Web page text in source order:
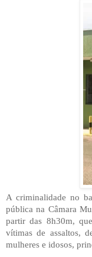
A criminalidade no
pública na Câmara
partir das 8h30m,
vítimas de assaltos,
mulheres e idosos,